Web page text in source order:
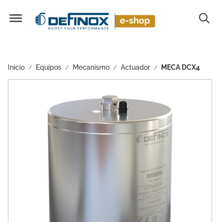
Inicio / Equipos / Mecanismo / Actuador / MECA DCX4